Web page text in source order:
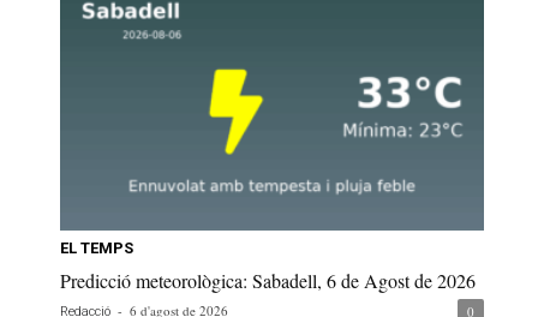
EL TEMPS
Predicció meteorològica: Sabadell, 6 de Agost de 2026
Redacció - 6 d'agost de 2026 0